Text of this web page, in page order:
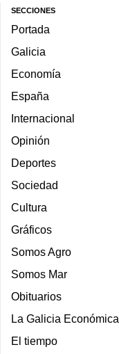
SECCIONES
Portada
Galicia
Economía
España
Internacional
Opinión
Deportes
Sociedad
Cultura
Gráficos
Somos Agro
Somos Mar
Obituarios
La Galicia Económica
El tiempo